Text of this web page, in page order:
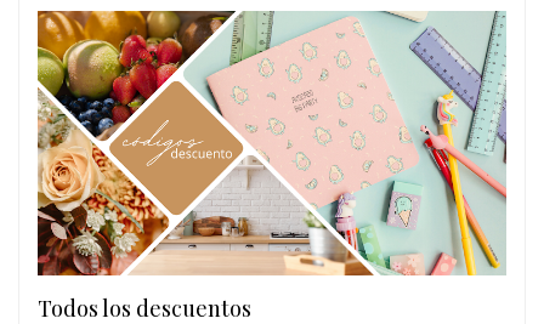
Todos los descuentos